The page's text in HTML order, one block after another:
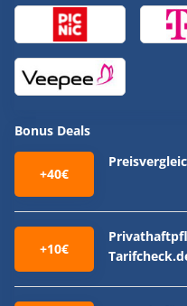
Bonus Deals
+40€
+10€